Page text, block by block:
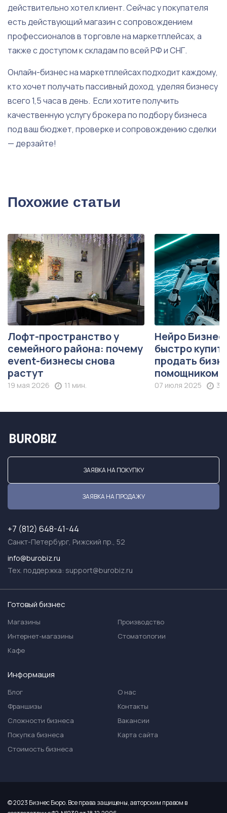
действительно хотел клиент. Сейчас у покупателя
есть действующий магазин с сопровождением
профессионалов в торговле на маркетплейсах, а
также с доступом к складам по всей РФ и СНГ.
Онлайн-бизнес на маркетплейсах подходит каждому,
кто хочет получать пассивный доход, уделяя бизнесу
всего 1,5 часа в день. Если хотите получить
качественную услугу брокера по подбору бизнеса
под ваш бюджет, проверке и сопровождению сделки
— дерзайте!
Похожие статьи
Лофт-пространство у
семейного района: почему
event-бизнесы снова
растут
19 мая 2026 11 мин.
Нейро Бизнес
быстро
продать
помощником
07 июля 2025 36
ЗАЯВКА НА ПОКУПКУ
ЗАЯВКА НА ПРОДАЖУ
+7 (812) 648-41-44
Санкт-Петербург, Рижский пр., 52
info@burobiz.ru
Тех. поддержка: support@burobiz.ru
Готовый бизнес
Магазины
Интернет-магазины
Кафе
Производство
Стоматологии
Информация
Блог
Франшизы
Сложности бизнеса
Покупка бизнеса
Стоимость бизнеса
О нас
Контакты
Вакансии
Карта сайта
© 2023 Бизнес Бюро. Все права защищены, авторским правом в